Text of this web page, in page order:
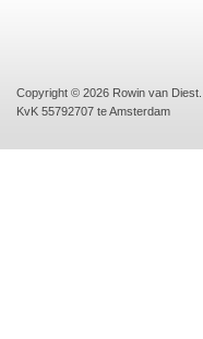
Copyright © 2026 Rowin van Diest.
KvK 55792707 te Amsterdam